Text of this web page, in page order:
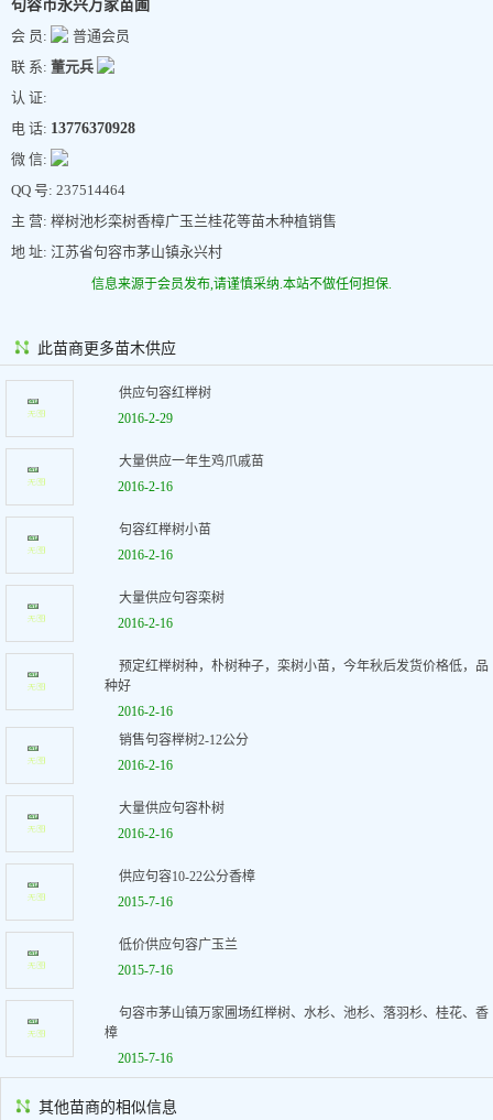
句容市永兴万家苗圃
会 员:
普通会员
联 系: 董元兵
认 证:
电 话: 13776370928
微 信:
QQ 号: 237514464
主 营: 榉树池杉栾树香樟广玉兰桂花等苗木种植销售
地 址: 江苏省句容市茅山镇永兴村
信息来源于会员发布,请谨慎采纳.本站不做任何担保.
此苗商更多苗木供应
供应句容红榉树
2016-2-29
大量供应一年生鸡爪戚苗
2016-2-16
句容红榉树小苗
2016-2-16
大量供应句容栾树
2016-2-16
预定红榉树种，朴树种子，栾树小苗，今年秋后发货价格低，品
种好
2016-2-16
销售句容榉树2-12公分
2016-2-16
大量供应句容朴树
2016-2-16
供应句容10-22公分香樟
2015-7-16
低价供应句容广玉兰
2015-7-16
句容市茅山镇万家圃场红榉树、水杉、池杉、落羽杉、桂花、香
樟
2015-7-16
其他苗商的相似信息